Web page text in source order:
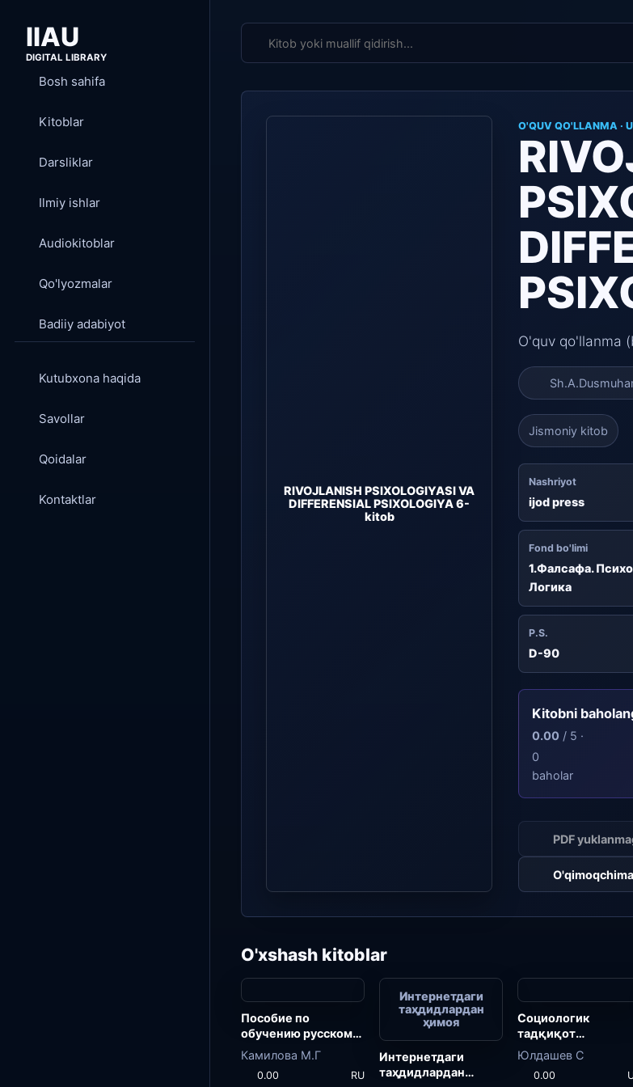
IIAU
DIGITAL LIBRARY
Bosh sahifa
Kitoblar
Darsliklar
Ilmiy ishlar
Audiokitoblar
Qo'lyozmalar
Badiiy adabiyot
Kutubxona haqida
Savollar
Qoidalar
Kontaktlar
RIVOJLANISH PSIXOLOGIYASI VA
DIFFERENSIAL PSIXOLOGIYA 6-
kitob
O'QUV QO'LLANMA ·
O'quv qo'llanma
Jismoniy kitob
Nashriyot
ijod press
Fond bo'limi
1.Фалсафа.
Логика
P.S.
D-90
Kitobni
0.00 / 5 ·
0
baholar
PDF
O'xshash kitoblar
Пособие по
обучению русскому
языку
Камилова М.Г
0.00 RU
Интернетдаги
таҳдидлардан
ҳимоя
Интернетдаги
таҳдидлардан
Социологик
тадқиқот
методологияси
Юлдашев С
0.00